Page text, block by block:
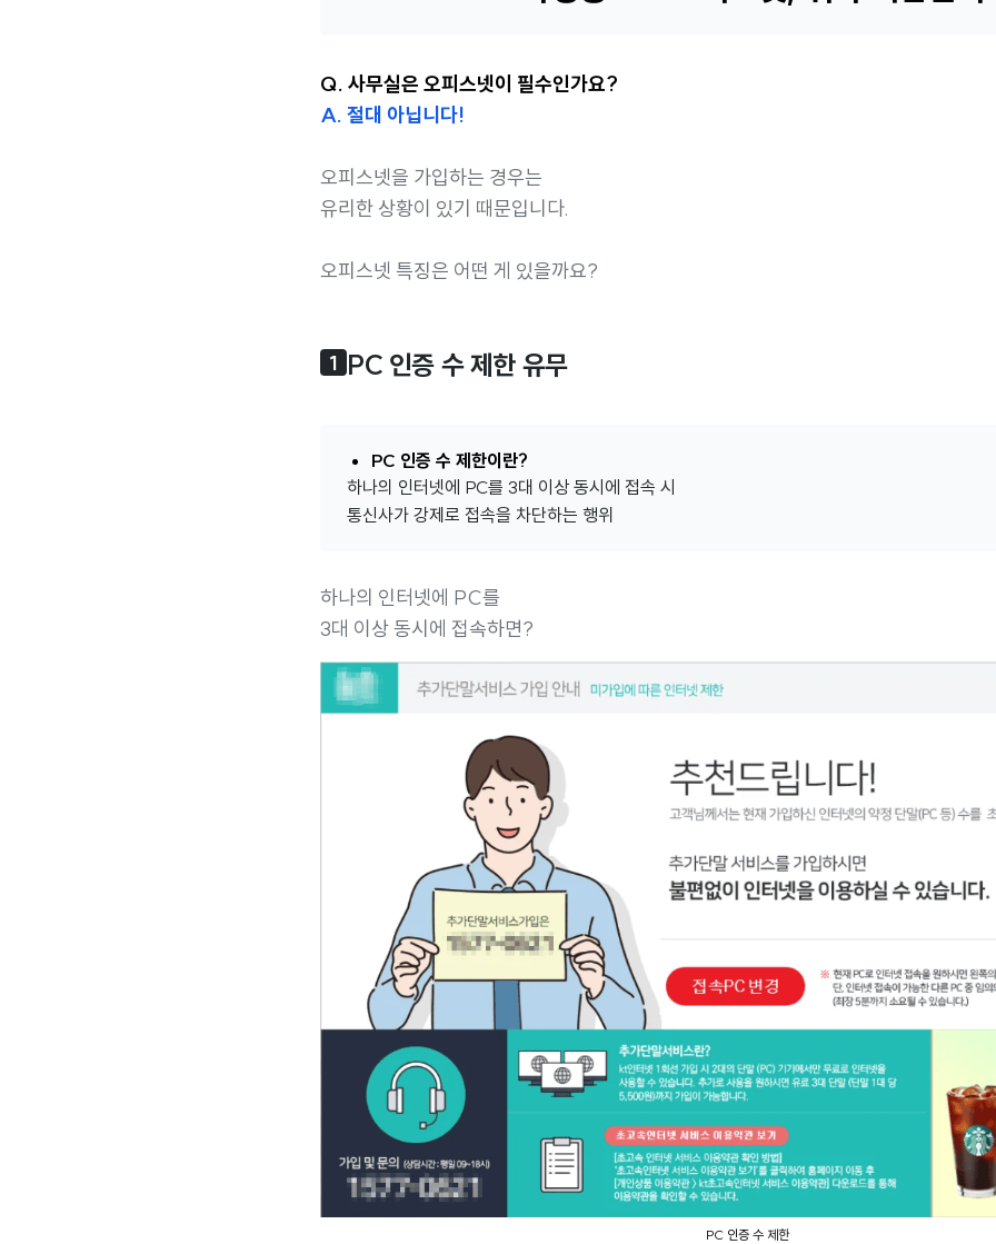
Q. 사무실은 오피스넷이 필수인가요?
A. 절대 아닙니다!
오피스넷을 가입하는 경우는
유리한 상황이 있기 때문입니다.
오피스넷 특징은 어떤 게 있을까요?
1 PC 인증 수 제한 유무
PC 인증 수 제한이란?
하나의 인터넷에 PC를 3대 이상 동시에 접속 시
통신사가 강제로 접속을 차단하는 행위
하나의 인터넷에 PC를
3대 이상 동시에 접속하면?
PC 인증 수 제한